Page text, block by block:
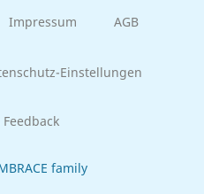
Impressum AGB
Einstellungen
family